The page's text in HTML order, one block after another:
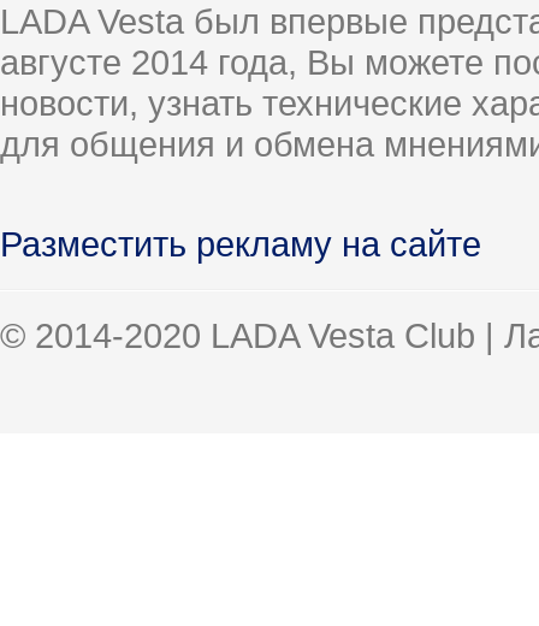
LADA Vesta был впервые
августе 2014 года, Вы можете
новости, узнать технические
для общения и обмена
Разместить рекламу на сайте
© 2014-2020 LADA Vesta Club |